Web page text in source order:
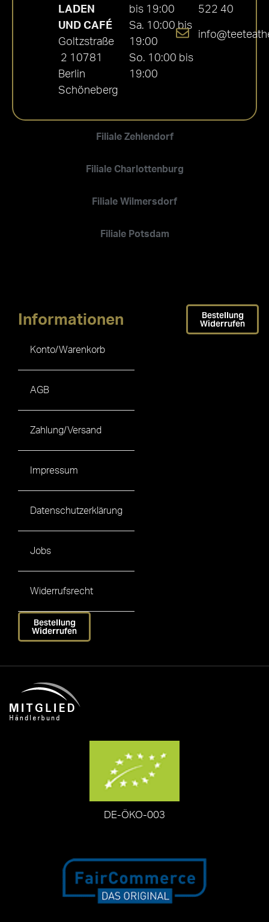
Filiale Zehlendorf
Filiale Charlottenburg
Filiale Wilmersdorf
Filiale Potsdam
LADEN
UND CAFÉ
Goltzstraße
2 10781
Berlin
Schöneberg
bis 19:00
Sa. 10:00 bis
19:00
So. 10:00 bis
19:00
522 40
Informationen
Konto/Warenkorb
AGB
Zahlung/Versand
Impressum
Datenschutzerklärung
Jobs
Widerrufsrecht
Bestellung
Widerrufen
Bestellung
Widerrufen
DE-ÖKO-003